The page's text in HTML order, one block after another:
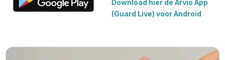
Download hier de Arvio App
(Guard Live) voor Android